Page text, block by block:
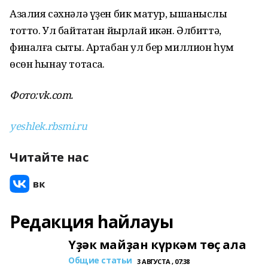
Азалия сәхнәлә үҙен бик матур, ышаныслы
тотто. Ул байтаҡтан йырлай икән. Әлбиттә,
финалға сыҡты. Артабан ул бер миллион һум
өсөн һынау тотасаҡ.
Фото:vk.com.
yeshlek.rbsmi.ru
Читайте нас
Редакция һайлауы
Үҙәк майҙан күркәм төҫ ала
Общие статьи 3 АВГУСТА , 07:38